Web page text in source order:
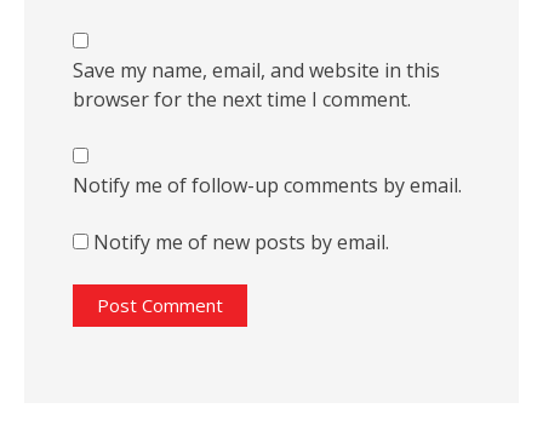
Save my name, email, and website in this
browser for the next time I comment.
Notify me of follow-up comments by email.
Notify me of new posts by email.